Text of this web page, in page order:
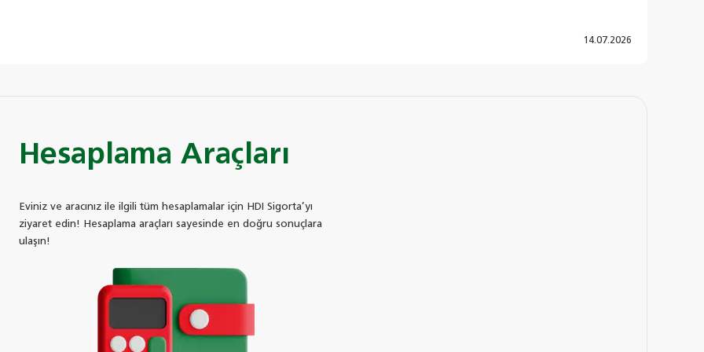
14.07.2026
Hesaplama Araçları
Eviniz ve aracınız ile ilgili tüm hesaplamalar için HDI Sigorta’yı
ziyaret edin! Hesaplama araçları sayesinde en doğru sonuçlara
ulaşın!